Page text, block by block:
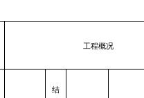
工程概况
结